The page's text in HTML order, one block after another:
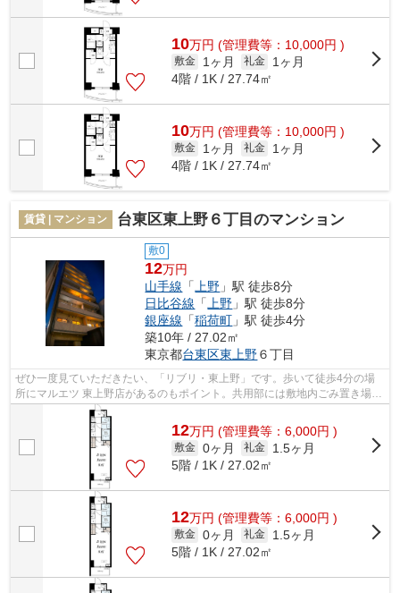
10万円 (管理費等：10,000円 )
敷金 1ヶ月 礼金
1ヶ月
4階 / 1K / 27.74㎡
10万円 (管理費等：10,000円 )
敷金 1ヶ月 礼金
1ヶ月
4階 / 1K / 27.74㎡
賃貸 | マンション 台東区東上野６丁目のマンション
敷0
12万円
山手線 「 上野 」駅 徒歩8分
日比谷線 「 上野 」駅 徒歩8分
銀座線 「稲荷町 」駅 徒歩4分
築10年 / 27.02㎡
東京都台東区東上野６丁目
ぜひ一度見ていただきたい、「リブリ・東上野」です。歩いて徒歩4分の場
所にマルエツ 東上野店があるのもポイント。共用部には敷地内ごみ置き場・
エレベータなどが揃っており、とても...
12万円 (管理費等：6,000円 )
敷金 0ヶ月 礼金
1.5ヶ月
5階 / 1K / 27.02㎡
12万円 (管理費等：6,000円 )
敷金 0ヶ月 礼金
1.5ヶ月
5階 / 1K / 27.02㎡